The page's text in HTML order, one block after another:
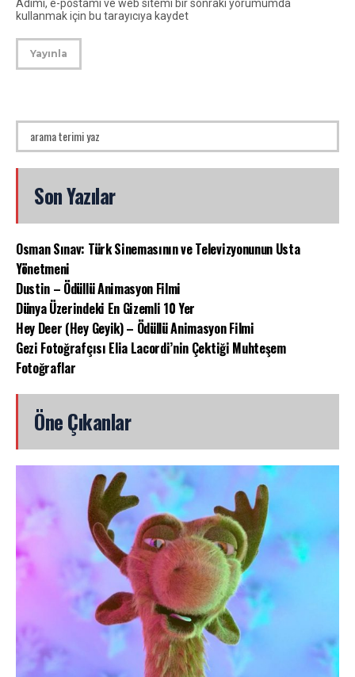
Adımı, e-postamı ve web sitemi bir sonraki yorumumda
kullanmak için bu tarayıcıya kaydet
Son Yazılar
Osman Sınav: Türk Sinemasının ve Televizyonunun Usta
Yönetmeni
Dustin – Ödüllü Animasyon Filmi
Dünya Üzerindeki En Gizemli 10 Yer
Hey Deer (Hey Geyik) – Ödüllü Animasyon Filmi
Gezi Fotoğrafçısı Elia Lacordi’nin Çektiği Muhteşem
Fotoğraflar
Öne Çıkanlar